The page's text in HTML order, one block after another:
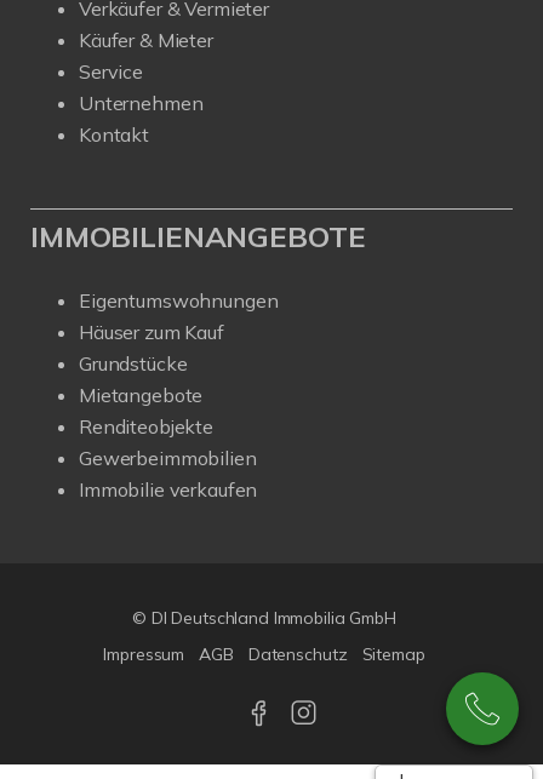
Verkäufer & Vermieter
Käufer & Mieter
Service
Unternehmen
Kontakt
IMMOBILIENANGEBOTE
Eigentumswohnungen
Häuser zum Kauf
Grundstücke
Mietangebote
Renditeobjekte
Gewerbeimmobilien
Immobilie verkaufen
© DI Deutschland Immobilia GmbH
Impressum
AGB Datenschutz Sitemap